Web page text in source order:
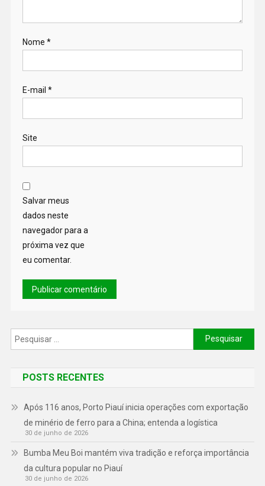
Nome *
E-mail *
Site
Salvar meus
dados neste
navegador para a
próxima vez que
eu comentar.
POSTS RECENTES
Após 116 anos, Porto Piauí inicia operações com exportação
de minério de ferro para a China; entenda a logística
30 de junho de 2026
Bumba Meu Boi mantém viva tradição e reforça importância
da cultura popular no Piauí
30 de junho de 2026